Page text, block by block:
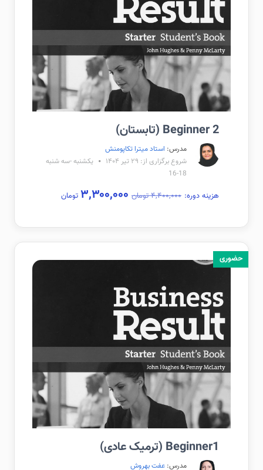
Beginner 2 (تابستان)
مدرس: استاد میترا تکاپومنش
شروع برگزاری از: ۲۹ تیر ۱۴۰۴
یکشنبه -سه شنبه
18-16
هزینه دوره: ۴,۴۰۰,۰۰۰ تومان ۳,۳۰۰,۰۰۰ تومان
حضوری
Beginner1 (ترمیک عادی)
مدرس: عفت بهروش